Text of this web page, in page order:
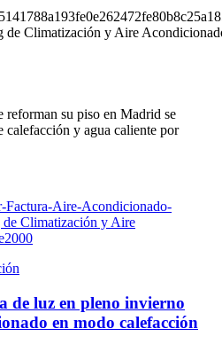
reforman su piso en Madrid se
calefacción y agua caliente por
de luz en pleno invierno
en modo calefacción